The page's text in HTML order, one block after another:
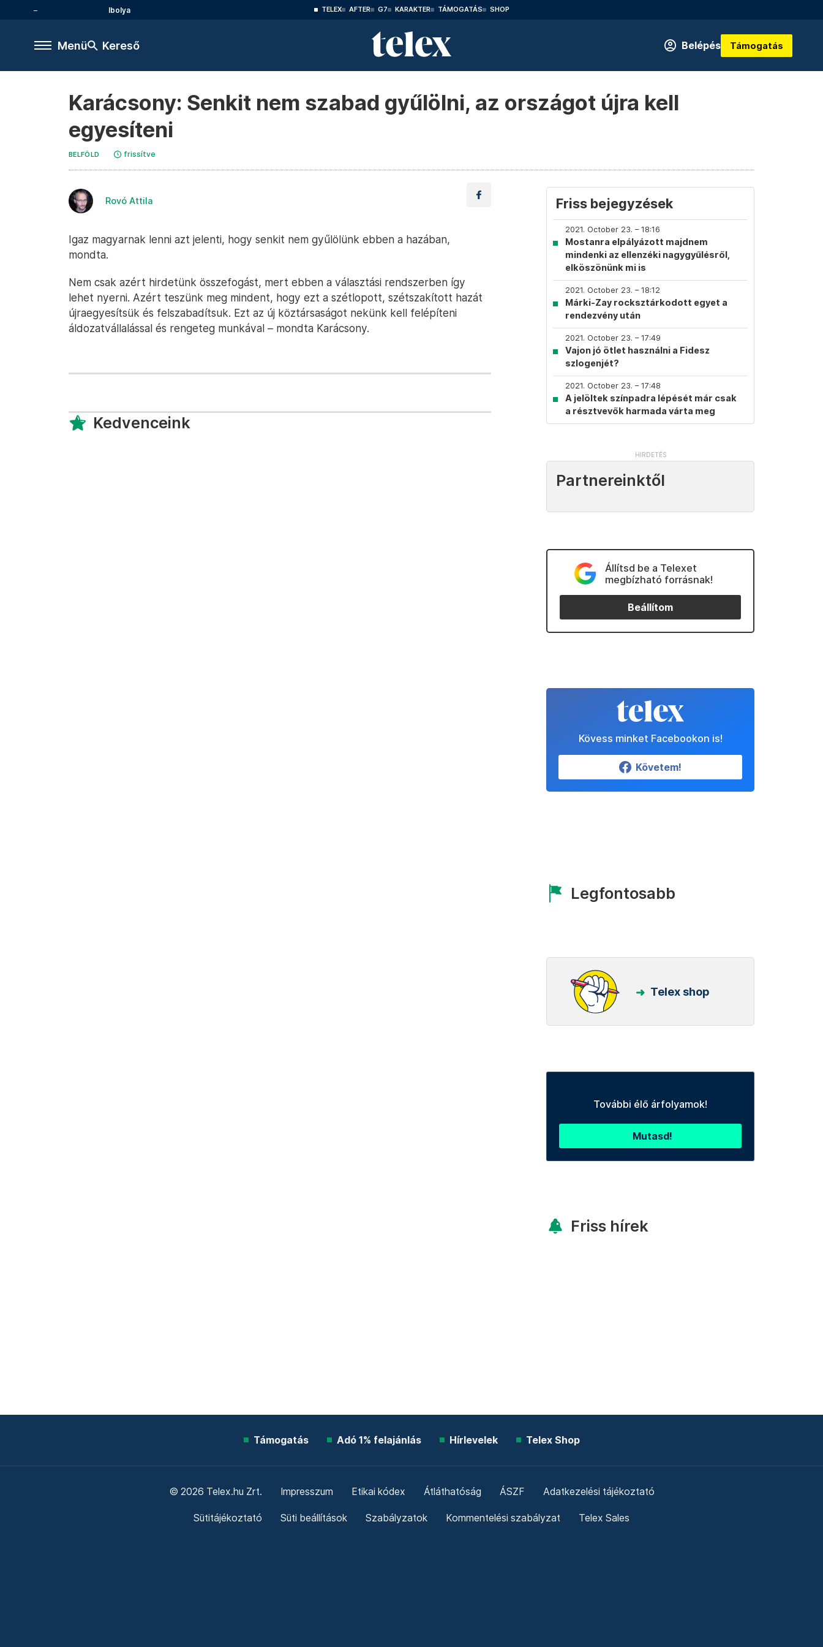
Ibolya TELEX AFTER G7 KARAKTER TÁMOGATÁS SHOP
Menü Kereső Belépés Támogatás
Karácsony: Senkit nem szabad gyűlölni, az országot újra kell
egyesíteni
BELFÖLD frissítve
Rovó Attila
Igaz magyarnak lenni azt jelenti, hogy senkit nem gyűlölünk ebben a hazában,
mondta.
Nem csak azért hirdetünk összefogást, mert ebben a választási rendszerben így
lehet nyerni. Azért teszünk meg mindent, hogy ezt a szétlopott, szétszakított hazát
újraegyesítsük és felszabadítsuk. Ezt az új köztársaságot nekünk kell felépíteni
áldozatvállalással és rengeteg munkával – mondta Karácsony.
Kedvenceink
Friss bejegyzések
2021. October 23. – 18:16
Mostanra elpályázott majdnem
mindenki az ellenzéki nagygyűlésről,
elköszönünk mi is
2021. October 23. – 18:12
Márki-Zay rocksztárkodott egyet a
rendezvény után
2021. October 23. – 17:49
Vajon jó ötlet használni a Fidesz
szlogenjét?
2021. October 23. – 17:48
A jelöltek színpadra lépését már csak
a résztvevők harmada várta meg
Partnereinktől
Állítsd be a Telexet
megbízható forrásnak!
Beállítom
Kövess minket Facebookon is!
Követem!
Legfontosabb
Telex shop
További élő árfolyamok!
Mutasd!
Friss hírek
Támogatás Adó 1% felajánlás Hírlevelek Telex Shop
© 2026 Telex.hu Zrt. Impresszum Etikai kódex Átláthatóság ÁSZF Adatkezelési tájékoztató
Sütitájékoztató Süti beállítások Szabályzatok Kommentelési szabályzat Telex Sales